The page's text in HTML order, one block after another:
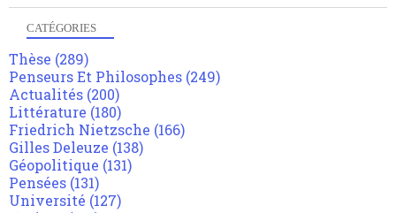
CATÉGORIES
Thèse (289)
Penseurs Et Philosophes (249)
Actualités (200)
Littérature (180)
Friedrich Nietzsche (166)
Gilles Deleuze (138)
Géopolitique (131)
Pensées (131)
Université (127)